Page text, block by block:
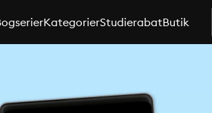
KategorierStudierabatButik